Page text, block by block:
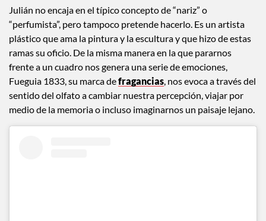
Julián no encaja en el típico concepto de “nariz” o
“perfumista”, pero tampoco pretende hacerlo. Es un artista
plástico que ama la pintura y la escultura y que hizo de estas
ramas su oficio. De la misma manera en la que pararnos
frente a un cuadro nos genera una serie de emociones,
Fueguia 1833, su marca defragancias, nos evoca a través del
sentido del olfato a cambiar nuestra percepción, viajar por
medio de la memoria o incluso imaginarnos un paisaje lejano.